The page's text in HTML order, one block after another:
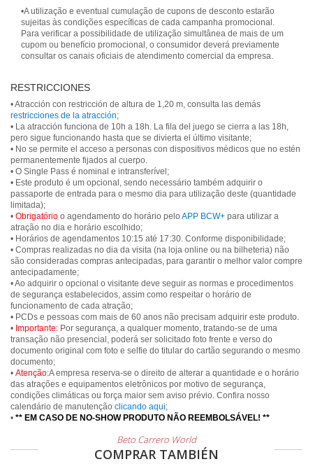
•A utilização e eventual cumulação de cupons de desconto estarão
sujeitas às condições específicas de cada campanha promocional.
Para verificar a possibilidade de utilização simultânea de mais de um
cupom ou benefício promocional, o consumidor deverá previamente
consultar os canais oficiais de atendimento comercial da empresa.
RESTRICCIONES
• Atracción con restricción de altura de 1,20 m, consulta las demás
restricciones de la atracción;
• La atracción funciona de 10h a 18h. La fila del juego se cierra a las 18h,
pero sigue funcionando hasta que se divierta el último visitante;
• No se permite el acceso a personas con dispositivos médicos que no estén
permanentemente fijados al cuerpo.
• O Single Pass é nominal e intransferível;
• Este produto é um opcional, sendo necessário também adquirir o
passaporte de entrada para o mesmo dia para utilização deste (quantidade
limitada);
• Obrigatório o agendamento do horário pelo APP BCW+ para utilizar a
atração no dia e horário escolhido;
• Horários de agendamentos 10:15 até 17:30. Conforme disponibilidade;
• Compras realizadas no dia da visita (na loja online ou na bilheteria) não
são consideradas compras antecipadas, para garantir o melhor valor compre
antecipadamente;
• Ao adquirir o opcional o visitante deve seguir as normas e procedimentos
de segurança estabelecidos, assim como respeitar o horário de
funcionamento de cada atração;
• PCDs e pessoas com mais de 60 anos não precisam adquirir este produto.
• Importante: Por segurança, a qualquer momento, tratando-se de uma
transação não presencial, poderá ser solicitado foto frente e verso do
documento original com foto e selfie do titular do cartão segurando o mesmo
documento;
• Atenção:A empresa reserva-se o direito de alterar a quantidade e o horário
das atrações e equipamentos eletrônicos por motivo de segurança,
condições climáticas ou força maior sem aviso prévio. Confira nosso
calendário de manutenção clicando aqui;
• ** EM CASO DE NO-SHOW PRODUTO NÃO REEMBOLSÁVEL! **
Beto Carrero World
COMPRAR TAMBIÉN